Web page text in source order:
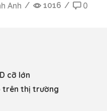
Anh / 1016 / 0
cỡ lớn
trên thị trường